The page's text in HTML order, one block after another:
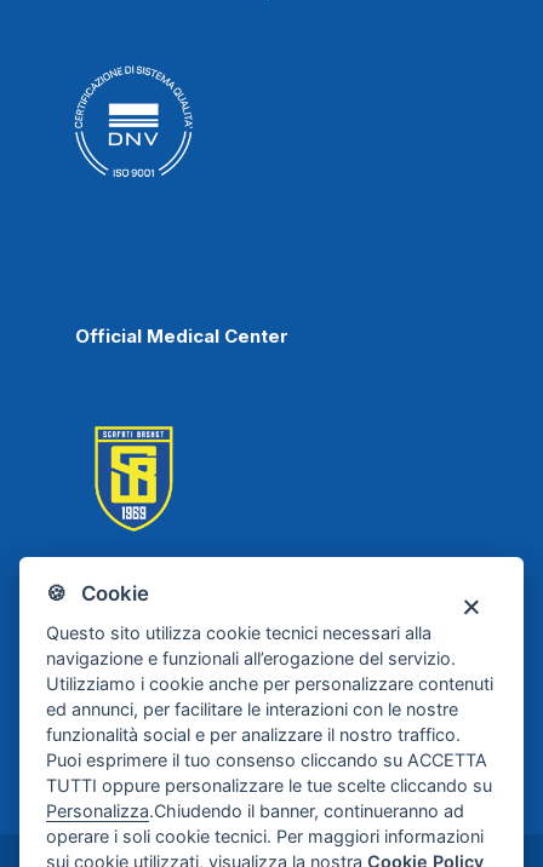
🍪 Cookie
Questo sito utilizza cookie tecnici necessari alla
navigazione e funzionali all’erogazione del servizio.
Utilizziamo i cookie anche per personalizzare contenuti
ed annunci, per facilitare le interazioni con le nostre
funzionalità social e per analizzare il nostro traffico.
Puoi esprimere il tuo consenso cliccando su ACCETTA
TUTTI oppure personalizzare le tue scelte cliccando su
Personalizza.Chiudendo il banner, continueranno ad
operare i soli cookie tecnici. Per maggiori informazioni
sui cookie utilizzati, visualizza la nostraCookie Policy
Official Medical Center
Scafati Basket